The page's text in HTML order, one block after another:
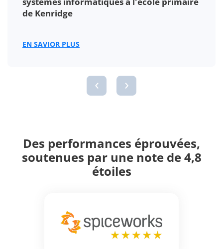
général, tout est en ordre."
School of Gestion
Des performances éprouvées,